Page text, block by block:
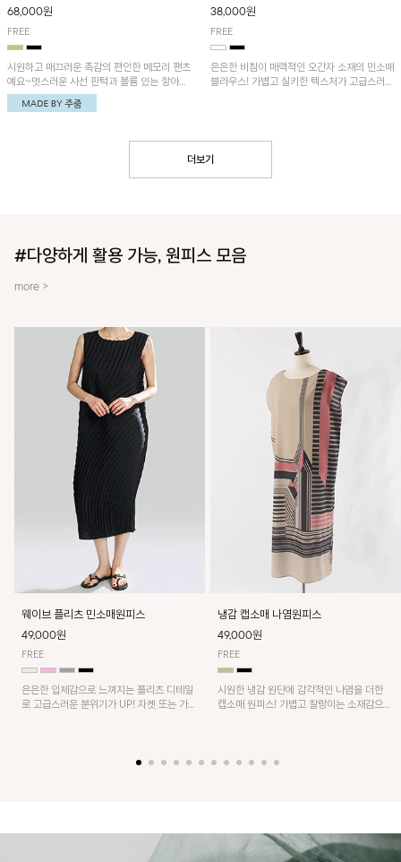
68,000원
FREE
시원하고 매끄러운 촉감의 편안한 메모리 팬츠
예요~멋스러운 사선 핀턱과 볼륨 있는 항아리
핏이 유니크한 아이템!
38,000원
FREE
은은한 비침이 매력적인 오간자 소재의 민소매
블라우스! 가볍고 실키한 텍스처가 고급스러운
더보기
#다양하게 활용 가능, 원피스 모음
more >
웨이브 플리츠 민소매원피스
49,000원
FREE
은은한 입체감으로 느껴지는 플리츠 디테일
로 고급스러운 분위기가 UP! 자켓 또는 가디
냉감 캡소매 나염원피스
49,000원
FREE
시원한 냉감 원단에 감각적인 나염을 더한
캡소매 원피스! 가볍고 찰랑이는 소재감으로